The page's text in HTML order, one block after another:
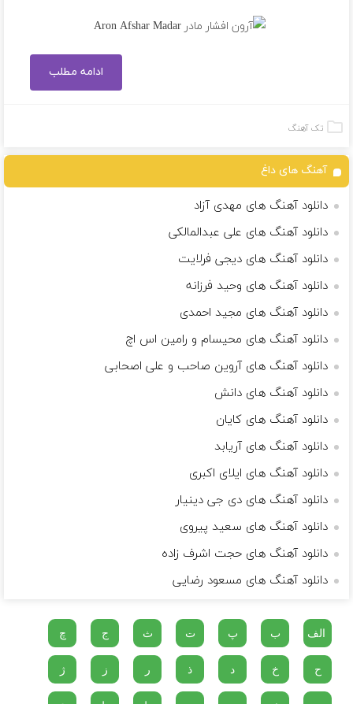
ادامه مطلب
تک آهنگ
آهنگ های داغ
دانلود آهنگ های مهدی آزاد
دانلود آهنگ های علی عبدالمالکی
دانلود آهنگ های دیجی فرلایت
دانلود آهنگ های وحید فرزانه
دانلود آهنگ های مجید احمدی
دانلود آهنگ های محیسام و رامین اس اچ
دانلود آهنگ های آروین صاحب و علی اصحابی
دانلود آهنگ های دانش
دانلود آهنگ های کایان
دانلود آهنگ های آریابد
دانلود آهنگ های ایلای اکبری
دانلود آهنگ های دی جی دینیار
دانلود آهنگ های سعید پیروی
دانلود آهنگ های حجت اشرف زاده
دانلود آهنگ های مسعود رضایی
الف ب پ ت ث ج چ
ح خ د ذ ر ز ژ